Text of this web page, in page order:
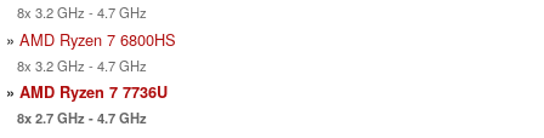
8x 3.2 GHz - 4.7 GHz
» AMD Ryzen 7 6800HS
8x 3.2 GHz - 4.7 GHz
» AMD Ryzen 7 7736U
8x 2.7 GHz - 4.7 GHz